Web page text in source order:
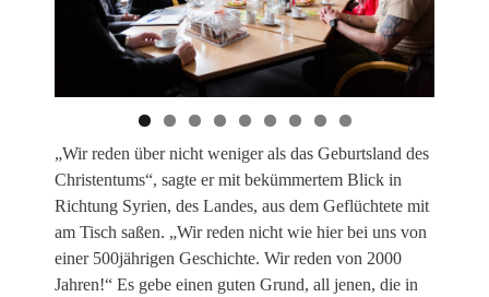
„Wir reden über nicht weniger als das Geburtsland des
Christentums“, sagte er mit bekümmertem Blick in
Richtung Syrien, des Landes, aus dem Geflüchtete mit
am Tisch saßen. „Wir reden nicht wie hier bei uns von
einer 500jährigen Geschichte. Wir reden von 2000
Jahren!“ Es gebe einen guten Grund, all jenen, die in